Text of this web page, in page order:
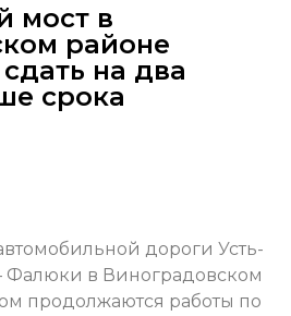
мост в
районе
на два
срока
дороги Усть-
Фалюки в Виноградовском
продолжаются работы по